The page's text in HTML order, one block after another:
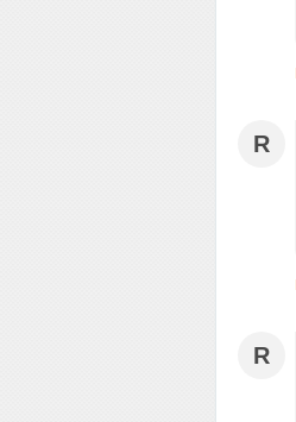
R
R